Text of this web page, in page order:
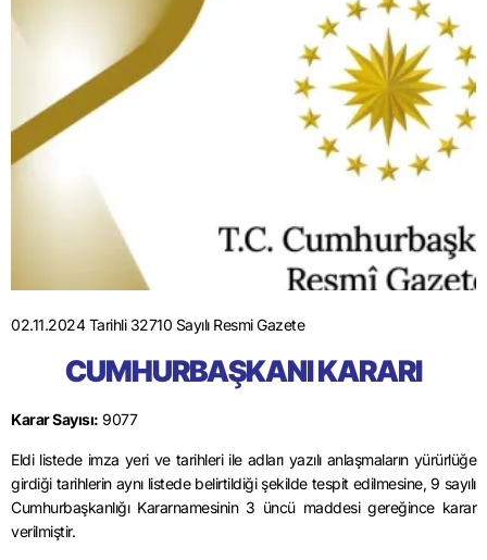
02.11.2024 Tarihli 32710 Sayılı Resmi Gazete
CUMHURBAŞKANI KARARI
Karar Sayısı: 9077
Eldi listede imza yeri ve tarihleri ile adları yazılı anlaşmaların yürürlüğe
girdiği tarihlerin aynı listede belirtildiği şekilde tespit edilmesine, 9 sayılı
Cumhurbaşkanlığı Kararnamesinin 3 üncü maddesi gereğince karar
verilmiştir.